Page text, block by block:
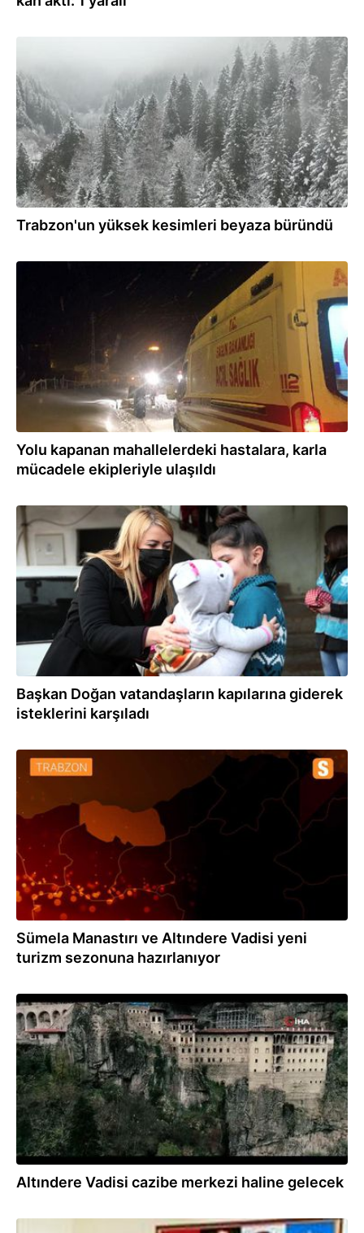
Trabzon'un yüksek kesimleri beyaza büründü
Yolu kapanan mahallelerdeki hastalara, karla
mücadele ekipleriyle ulaşıldı
09.01.2021
Başkan Doğan vatandaşların kapılarına giderek
isteklerini karşıladı
07.01.2021
Sümela Manastırı ve Altındere Vadisi yeni
turizm sezonuna hazırlanıyor
02.01.2021
Altındere Vadisi cazibe merkezi haline gelecek